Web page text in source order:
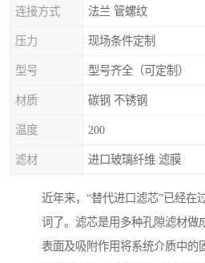
连接方式 法兰 管螺纹
压力 现场条件定制
型号 型号齐全（可定制）
材质 碳钢 不锈钢
温度 200
滤材 进口玻璃纤维 滤膜
近年来，“替代进口滤芯”已经在
词了。滤芯是用多种孔隙滤材做
表面及吸附作用将系统介质中的